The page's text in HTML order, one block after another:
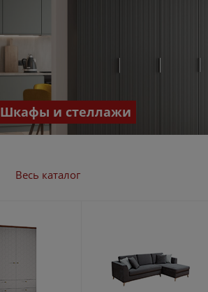
Шкафы и стеллажи
Весь каталог